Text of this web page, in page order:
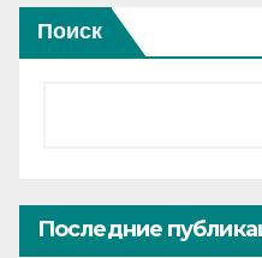
Поиск
Последние